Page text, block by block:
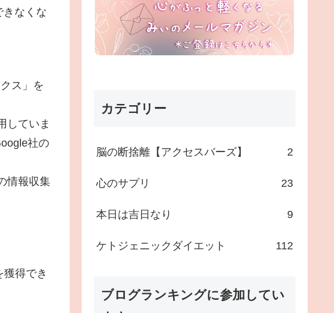
きなくな
ス」を
していま
社の
情報収集
得でき
カテゴリー
脳の断捨離【アクセスバーズ】 2
心のサプリ 23
本日は吉日なり 9
ケトジェニックダイエット 112
ブログランキングに参加してい